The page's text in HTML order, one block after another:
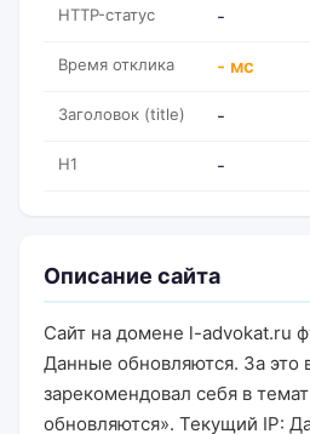
HTTP-статус -
Время отклика - мс
Заголовок (title) -
H1 -
Описание сайта
Сайт на домене l-advokat.ru
Данные обновляются. За это
зарекомендовал себя в
обновляются». Текущий IP: